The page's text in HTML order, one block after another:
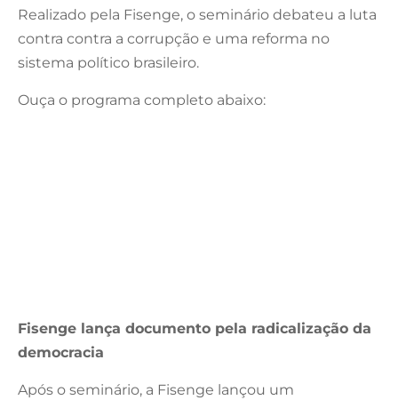
Realizado pela Fisenge, o seminário debateu a luta
contra contra a corrupção e uma reforma no
sistema político brasileiro.
Ouça o programa completo abaixo:
Fisenge lança documento pela radicalização da
democracia
Após o seminário, a Fisenge lançou um